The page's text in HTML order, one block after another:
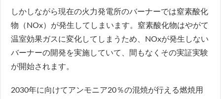
しかしながら現在の火力発電所のバーナーでは窒素酸化
物（NOx）が発生してしまいます。窒素酸化物はやがて
温室効果ガスに変化してしまうため、NOxが発生しない
バーナーの開発を実施していて、間もなくその実証実験
が開始されます。
2030年に向けてアンモニア20％の混焼が行える燃焼用